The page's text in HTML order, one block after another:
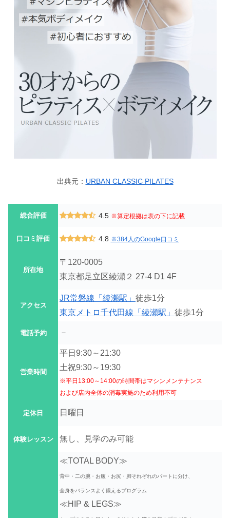
出典元： URBAN CLASSIC PILATES
総合評価 4.5 ※算定根拠は表の下に記載
口コミ評価 4.8 ※384人のGoogle口コミ
所在地
〒120-0005
東京都足立区綾瀬２ 27-4 D1 4F
アクセス
JR常磐線「綾瀬駅」 徒歩1分
東京メトロ千代田線「綾瀬駅」 徒歩1分
電話予約 －
営業時間
平日9:30～21:30
土祝9:30～19:30
※平日13:00～14:00の時間帯はマシンメンテナンス
および店内全体の消毒実施のため利用不可
定休日 日曜日
体験レッスン 無し、見学のみ可能
≪TOTAL BODY≫
背中・二の腕・お腹・お尻・脚それぞれのパートに分け、
全身をバランスよく鍛えるプログラム
≪HIP & LEGS≫